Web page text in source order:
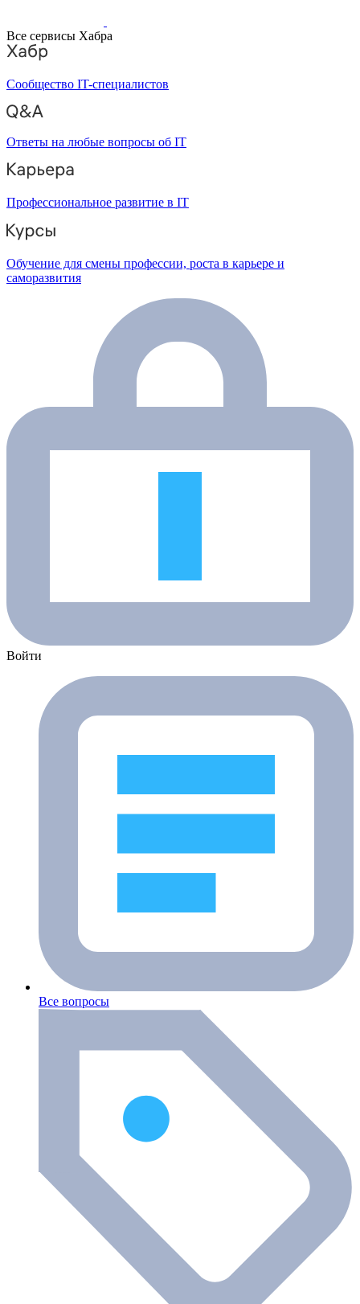
Все сервисы Хабра
Сообщество IT-специалистов
Ответы на любые вопросы об IT
Профессиональное развитие в IT
Обучение для смены профессии, роста в карьере и
саморазвития
Войти
Все вопросы